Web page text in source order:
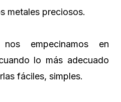
metales preciosos.
nos empecinamos en
lo más adecuado
fáciles, simples.